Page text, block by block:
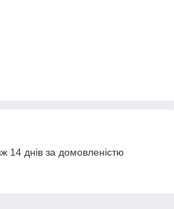
14 днів за домовленістю